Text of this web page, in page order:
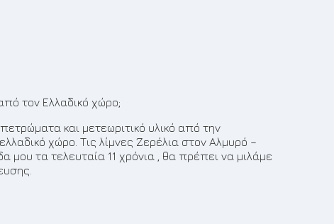
και μετεωριτικό υλικό από την
χώρο. Τις λίμνες Ζερέλια στον Αλμυρό –
μου τα τελευταία 11 χρόνια , θα πρέπει να μιλάμε
τον Ελλαδικό χώρο;